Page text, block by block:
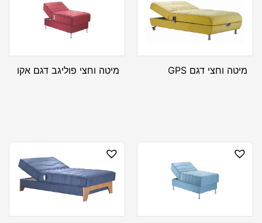
מיטה וחצי דגם GPS מיטה וחצי פוליגב דגם אקו